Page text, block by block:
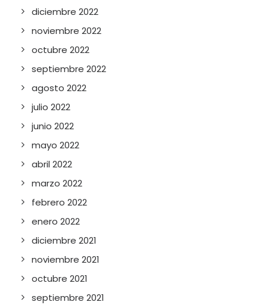
diciembre 2022
noviembre 2022
octubre 2022
septiembre 2022
agosto 2022
julio 2022
junio 2022
mayo 2022
abril 2022
marzo 2022
febrero 2022
enero 2022
diciembre 2021
noviembre 2021
octubre 2021
septiembre 2021